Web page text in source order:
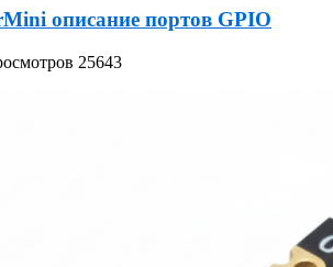
описание портов GPIO
25643